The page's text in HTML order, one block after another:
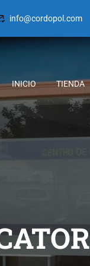
info@cordopol.com
INICIO TIENDA